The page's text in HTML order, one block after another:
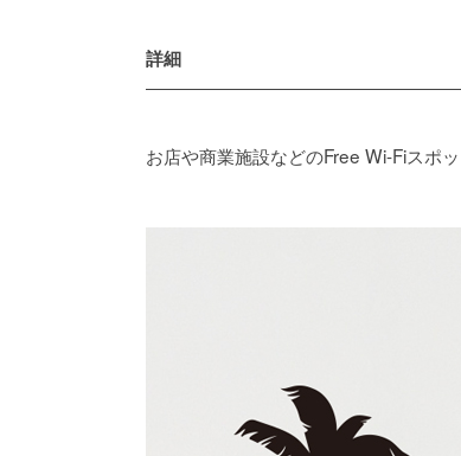
詳細
お店や商業施設などのFree Wi-Fiスポ